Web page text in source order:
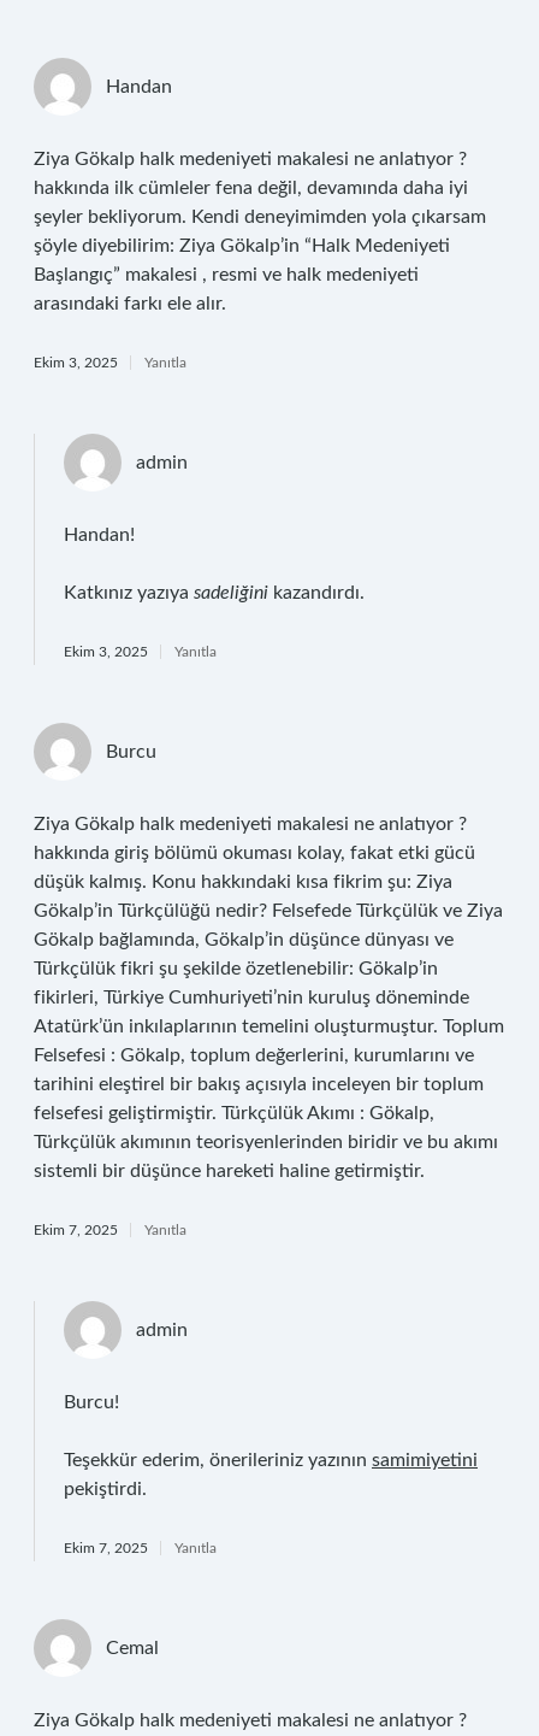
Handan
Ziya Gökalp halk medeniyeti makalesi ne anlatıyor ?
hakkında ilk cümleler fena değil, devamında daha iyi
şeyler bekliyorum. Kendi deneyimimden yola çıkarsam
şöyle diyebilirim: Ziya Gökalp’in “Halk Medeniyeti
Başlangıç” makalesi , resmi ve halk medeniyeti
arasındaki farkı ele alır.
Ekim 3, 2025 Yanıtla
admin
Handan!
Katkınız yazıya sadeliğini kazandırdı.
Ekim 3, 2025 Yanıtla
Burcu
Ziya Gökalp halk medeniyeti makalesi ne anlatıyor ?
hakkında giriş bölümü okuması kolay, fakat etki gücü
düşük kalmış. Konu hakkındaki kısa fikrim şu: Ziya
Gökalp’in Türkçülüğü nedir? Felsefede Türkçülük ve Ziya
Gökalp bağlamında, Gökalp’in düşünce dünyası ve
Türkçülük fikri şu şekilde özetlenebilir: Gökalp’in
fikirleri, Türkiye Cumhuriyeti’nin kuruluş döneminde
Atatürk’ün inkılaplarının temelini oluşturmuştur. Toplum
Felsefesi : Gökalp, toplum değerlerini, kurumlarını ve
tarihini eleştirel bir bakış açısıyla inceleyen bir toplum
felsefesi geliştirmiştir. Türkçülük Akımı : Gökalp,
Türkçülük akımının teorisyenlerinden biridir ve bu akımı
sistemli bir düşünce hareketi haline getirmiştir.
Ekim 7, 2025 Yanıtla
admin
Burcu!
Teşekkür ederim, önerileriniz yazının samimiyetini
pekiştirdi.
Ekim 7, 2025 Yanıtla
Cemal
Ziya Gökalp halk medeniyeti makalesi ne anlatıyor ?